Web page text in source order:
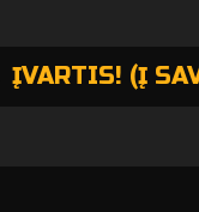
ĮVARTIS! (Į